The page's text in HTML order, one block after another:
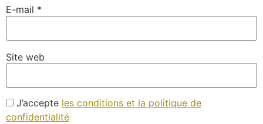
E-mail *
Site web
J’accepte les conditions et la politique de
confidentialité